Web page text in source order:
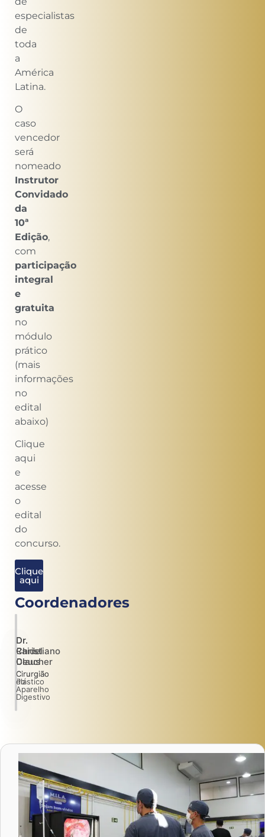
especialistas
de
toda
a
América
Latina.
O
caso
vencedor
será
nomeado
Instrutor
Convidado
da
10ª
Edição,
com
participação
integral
e
gratuita
no
módulo
prático
(mais
informações
no
edital
abaixo)
Clique
aqui
e
acesse
o
edital
do
concurso.
Clique
aqui
Coordenadores
Dr.
Raidel
Deucher
Cirurgião
Plástico
Dr.
Christiano
Claus
Cirurgião
do
Aparelho
Digestivo